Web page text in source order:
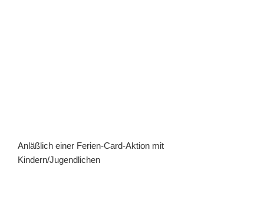
Anläßlich einer Ferien-Card-Aktion mit
Kindern/Jugendlichen